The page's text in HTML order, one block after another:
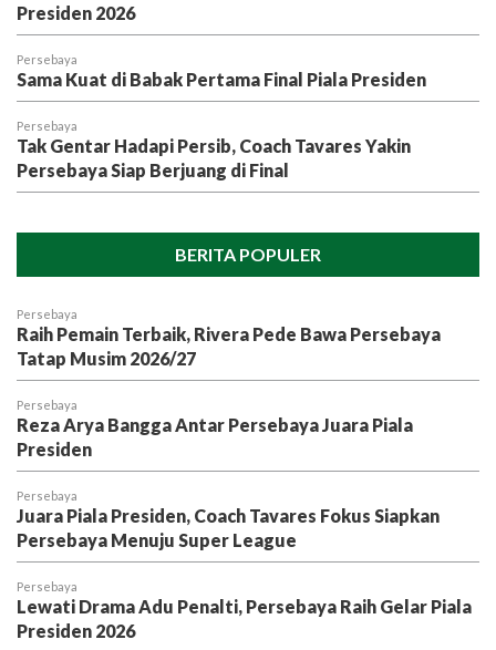
Presiden 2026
Persebaya
Sama Kuat di Babak Pertama Final Piala Presiden
Persebaya
Tak Gentar Hadapi Persib, Coach Tavares Yakin
Persebaya Siap Berjuang di Final
BERITA POPULER
Persebaya
Raih Pemain Terbaik, Rivera Pede Bawa Persebaya
Tatap Musim 2026/27
Persebaya
Reza Arya Bangga Antar Persebaya Juara Piala
Presiden
Persebaya
Juara Piala Presiden, Coach Tavares Fokus Siapkan
Persebaya Menuju Super League
Persebaya
Lewati Drama Adu Penalti, Persebaya Raih Gelar Piala
Presiden 2026